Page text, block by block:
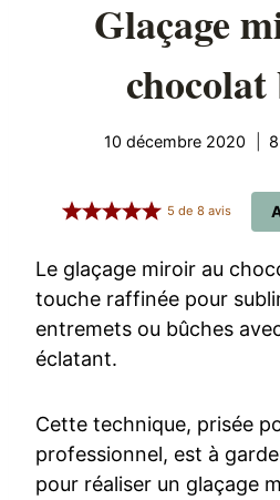
Glaçage
10 décembre 2020
5 de8 avis
Le glaçage miroir au
touche raffinée pour
entremets ou bûches
éclatant.
Cette technique, prisée
professionnel, est à
pour réaliser un glaçage